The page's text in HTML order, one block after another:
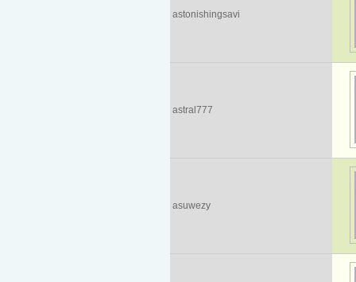
astonishingsavi
astral777
asuwezy